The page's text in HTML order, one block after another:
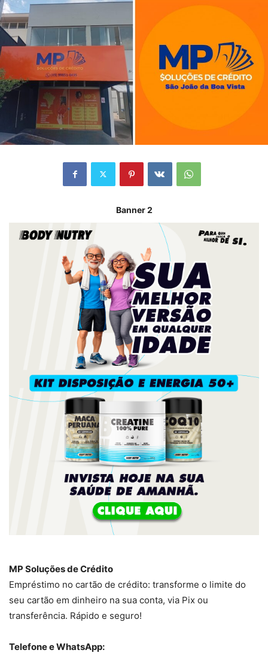
Banner 2
MP Soluções de Crédito
Empréstimo no cartão de crédito: transforme o limite do
seu cartão em dinheiro na sua conta, via Pix ou
transferência. Rápido e seguro!
Telefone e WhatsApp: